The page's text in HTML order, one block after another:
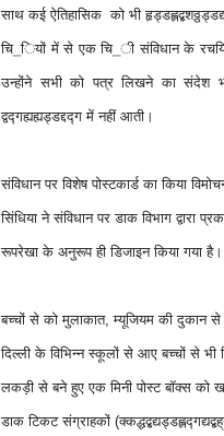
साथ कई ऐतिहासिक को भी
चि_ियों में से एक चि_ी संविधान के
उन्होंने सभी को पत्र लिखने का संदेश
द्वद्गह्यह्यड्डद्दद्ग में नहीं आती।
संविधान पर विशेष पोस्टकार्ड का किया
सिंधिया ने संविधान पर डाक विभाग द्वारा
रूपरेखा के अनुरूप ही डिजाइन किया गया है।
बच्चों से को मुलाकात, म्यूजियम की दुकान से
दिल्ली के विभिन्न स्कूलों से आए बच्चों से भी
लकड़ी से बने हुए एक मिनी पोस्ट बॉक्स को
डाक टिकट संग्राहकों (क्कद्धद्बद्यड्डह्लद्गद्यद्बह्